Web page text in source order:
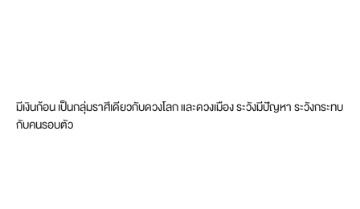
มีเงินก้อน เป็นกลุ่มราศีเดียวกับดวงโลก และดวงเมือง ระวังมีปัญหา ระวังกระทบ
กับคนรอบตัว